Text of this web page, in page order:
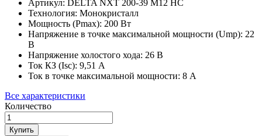
Артикул: DELTA NXT 200-39 M12 HC
Технология: Монокристалл
Мощность (Pmax): 200 Вт
Напряжение в точке максимальной мощности (Ump): 22
В
Напряжение холостого хода: 26 В
Ток КЗ (Isc): 9,51 А
Ток в точке максимальной мощности: 8 А
Все характеристики
Количество
Купить